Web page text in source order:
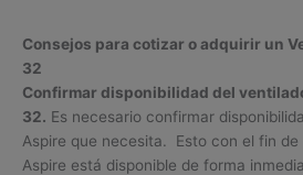
Consejos para cotizar o adquirir un
32
Confirmar disponibilidad del
32. Es necesario confirmar
Aspire que necesita. Esto con el fin
Aspire está disponible de forma